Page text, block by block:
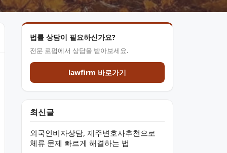
법률 상담이 필요하신가요?
전문 로펌에서 상담을 받아보세요.
lawfirm 바로가기
최신글
외국인비자상담, 제주변호사추천으로
체류 문제 빠르게 해결하는 법